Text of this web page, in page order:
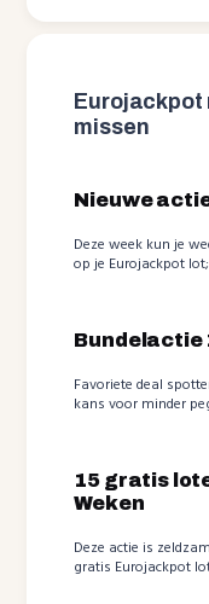
Eurojackpot
missen
Nieuwe
Deze week kun je
op je Eurojackpot
Bundelactie
Favoriete deal
kans voor minder
15 gratis
Weken
Deze actie is
gratis Eurojackpot